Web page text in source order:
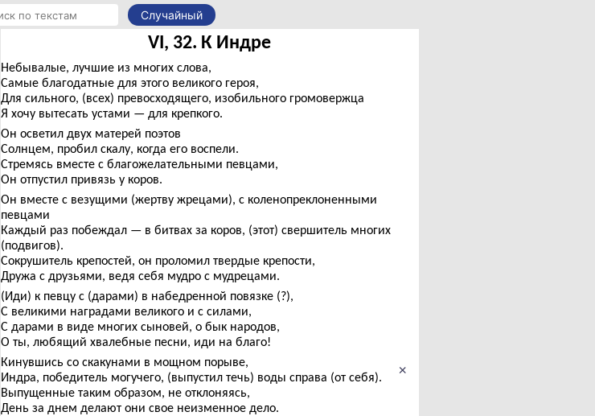
Случайный
×
VI, 32. К Индре
Небывалые, лучшие из многих слова,
Самые благодатные для этого великого героя,
Для сильного, (всех) превосходящего, изобильного громовержца
Я хочу вытесать устами — для крепкого.
Он осветил двух матерей поэтов
Солнцем, пробил скалу, когда его воспели.
Стремясь вместе с благожелательными певцами,
Он отпустил привязь у коров.
Он вместе с везущими (жертву жрецами), с коленопреклоненными
певцами
Каждый раз побеждал — в битвах за коров, (этот) свершитель многих
(подвигов).
Сокрушитель крепостей, он проломил твердые крепости,
Дружа с друзьями, ведя себя мудро с мудрецами.
(Иди) к певцу с (дарами) в набедренной повязке (?),
С великими наградами великого и с силами,
С дарами в виде многих сыновей, о бык народов,
О ты, любящий хвалебные песни, иди на благо!
Кинувшись со скакунами в мощном порыве,
Индра, победитель могучего, (выпустил течь) воды справа (от себя).
Выпущенные таким образом, не отклоняясь,
День за днем делают они свое неизменное дело.